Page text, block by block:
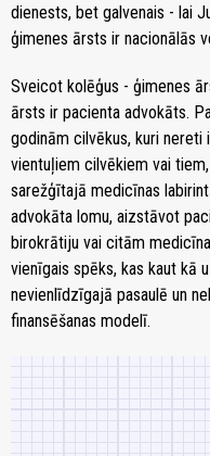
dienests, bet galvenais - lai
ģimenes ārsts ir nacionālās
Sveicot kolēģus - ģimenes
ārsts ir pacienta advokāts.
godinām cilvēkus, kuri
vientuļiem cilvēkiem vai
sarežģītajā medicīnas
advokāta lomu, aizstāvot
birokrātiju vai citām
vienīgais spēks, kas kaut kā
nevienlīdzīgajā pasaulē un
finansēšanas modelī.